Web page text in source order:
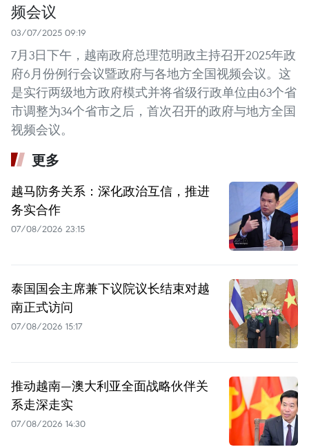
频会议
03/07/2025 09:19
7月3日下午，越南政府总理范明政主持召开2025年政
府6月份例行会议暨政府与各地方全国视频会议。这
是实行两级地方政府模式并将省级行政单位由63个省
市调整为34个省市之后，首次召开的政府与地方全国
视频会议。
更多
越马防务关系：深化政治互信，推进
务实合作
07/08/2026 23:15
泰国国会主席兼下议院议长结束对越
南正式访问
07/08/2026 15:17
推动越南—澳大利亚全面战略伙伴关
系走深走实
07/08/2026 14:30